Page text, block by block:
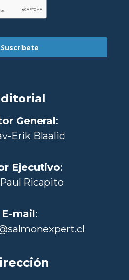
Suscríbete
General:
Erik Blaalid
Ejecutivo:
Ricapito
E-mail: